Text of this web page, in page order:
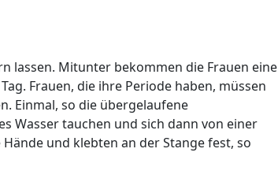
lassen. Mitunter bekommen die Frauen eine
Frauen, die ihre Periode haben, müssen
Einmal, so die übergelaufene
Wasser tauchen und sich dann von einer
und klebten an der Stange fest, so